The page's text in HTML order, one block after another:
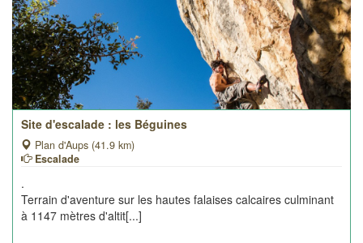
Site d'escalade : les Béguines
Plan d'Aups (41.9 km)
Escalade
.
Terrain d'aventure sur les hautes falaises calcaires culminant
à 1147 mètres d'altit[...]